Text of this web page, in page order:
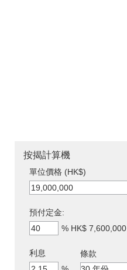
按揭計算機
單位價格 (HK$)
預付定金:
% HK$ 7,600,000
利息
條款